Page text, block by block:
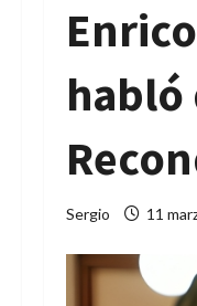
habló
Sergio 11